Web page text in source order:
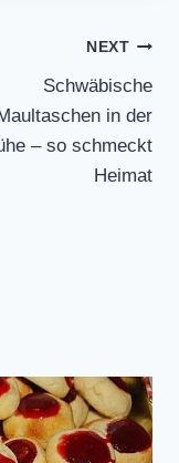
NEXT
Schwäbische
in der
– so schmeckt
Heimat